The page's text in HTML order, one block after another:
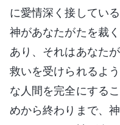
に愛情深く接してい
神があなたがたを裁
あり、それはあなた
救いを受けられるよ
な人間を完全にする
めから終わりまで、